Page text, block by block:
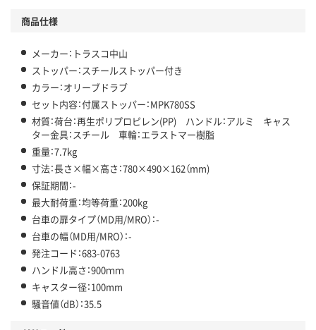
商品仕様
メーカー：トラスコ中山
ストッパー：スチールストッパー付き
カラー：オリーブドラブ
セット内容：付属ストッパー：MPK780SS
材質：荷台：再生ポリプロピレン(PP) ハンドル：アルミ キャス
ター金具：スチール 車輪：エラストマー樹脂
重量：7.7kg
寸法：長さ×幅×高さ：780×490×162（mm)
保証期間：-
最大耐荷重：均等荷重：200kg
台車の扉タイプ（MD用/MRO）：-
台車の幅（MD用/MRO）：-
発注コード：683-0763
ハンドル高さ：900ｍｍ
キャスター径：100mm
騒音値（dB）：35.5